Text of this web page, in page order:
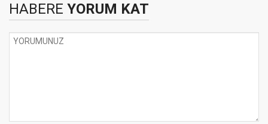
HABERE YORUM KAT